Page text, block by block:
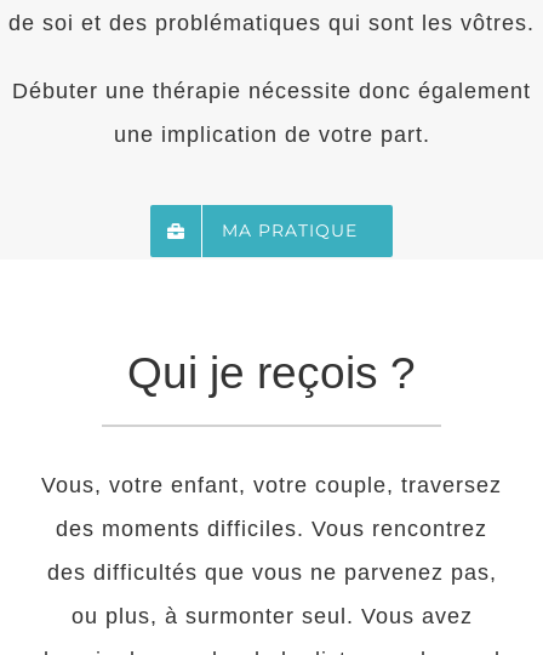
de soi et des problématiques qui sont les vôtres.
Débuter une thérapie nécessite donc également
une implication de votre part.
MA PRATIQUE
Qui je reçois ?
Vous, votre enfant, votre couple, traversez
des moments difficiles. Vous rencontrez
des difficultés que vous ne parvenez pas,
ou plus, à surmonter seul. Vous avez